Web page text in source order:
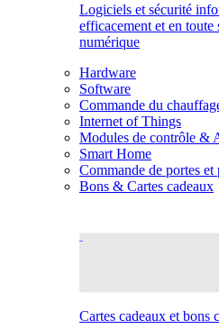
Logiciels et sécurité
efficacement et en toute
numérique
Hardware
Software
Commande du
Internet of Things
Modules de contrôle &
Smart Home
Commande de portes et
Bons & Cartes cadeaux
Cartes cadeaux et bons